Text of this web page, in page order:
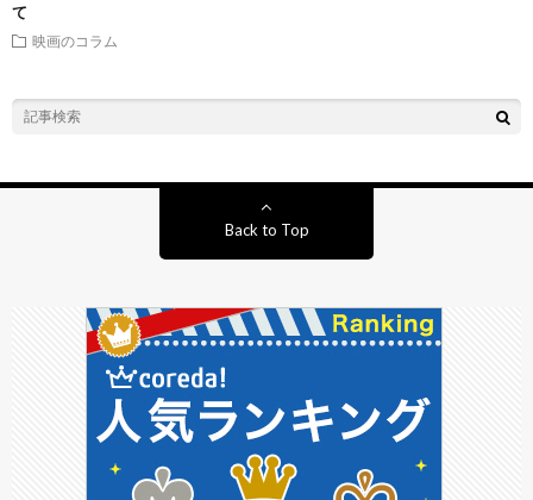
て
映画のコラム
Back to Top